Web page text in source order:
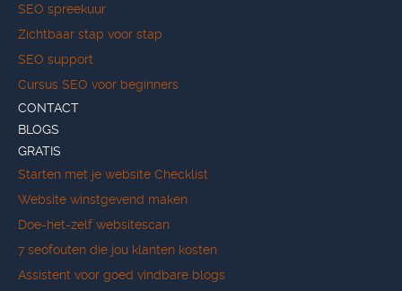
SEO spreekuur
Zichtbaar stap voor stap
SEO support
Cursus SEO voor beginners
CONTACT
BLOGS
GRATIS
Starten met je website Checklist
Website winstgevend maken
Doe-het-zelf websitescan
7 seofouten die jou klanten kosten
Assistent voor goed vindbare blogs